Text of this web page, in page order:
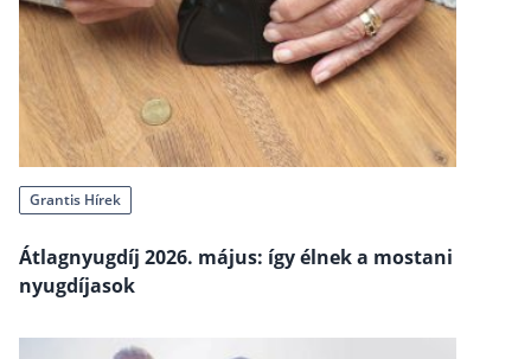
Befektetés
Állampapír
Legjobb befektetés
Részvény vásárlás
Grantis Hírek
Átlagnyugdíj 2026. május: így élnek a mostani
nyugdíjasok